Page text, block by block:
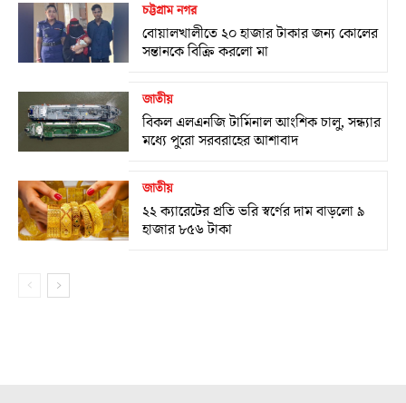
চট্টগ্রাম নগর
বোয়ালখালীতে ২০ হাজার টাকার জন্য কোলের
সন্তানকে বিক্রি করলো মা
জাতীয়
বিকল এলএনজি টার্মিনাল আংশিক চালু, সন্ধ্যার
মধ্যে পুরো সরবরাহের আশাবাদ
জাতীয়
২২ ক্যারেটের প্রতি ভরি স্বর্ণের দাম বাড়লো ৯
হাজার ৮৫৬ টাকা